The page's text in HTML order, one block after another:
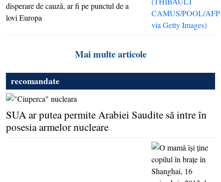
disperare de cauză, ar fi pe punctul de a
lovi Europa
Mai multe articole
recomandate
SUA ar putea permite Arabiei Saudite să intre în
posesia armelor nucleare